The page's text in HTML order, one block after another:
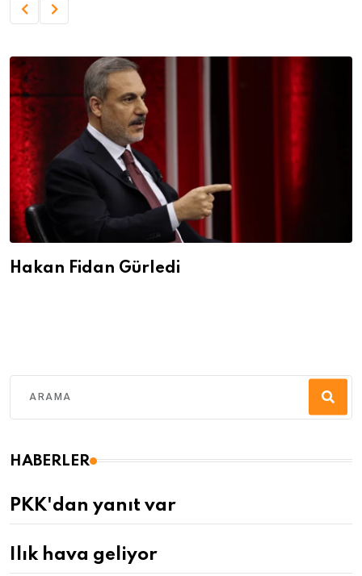
Hakan Fidan Gürledi
HABERLER
PKK'dan yanıt var
Ilık hava geliyor